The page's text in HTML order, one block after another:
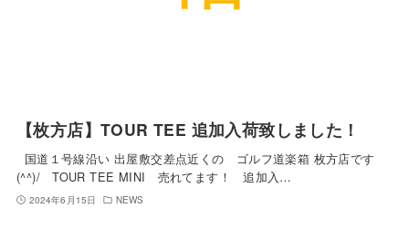
【枚方店】TOUR TEE 追加入荷致しました！
国道１号線沿い 出屋敷交差点近くの ゴルフ道楽箱 枚方店です
(^^)/ TOUR TEE MINI 売れてます！ 追加入…
2024年6月15日 NEWS